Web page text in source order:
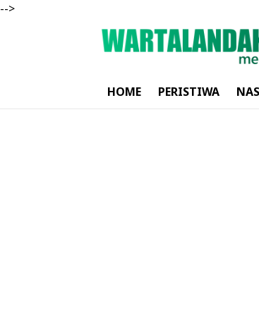
-->
HOME PERISTIWA